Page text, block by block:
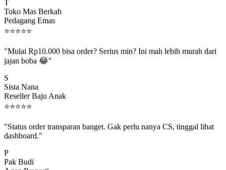
Toko Mas Berkah
Pedagang Emas
⭐⭐⭐⭐⭐
jajan boba 😂"
Sista Nana
Reseller Baju Anak
⭐⭐⭐⭐⭐
dashboard."
Pak Budi
Agen Properti